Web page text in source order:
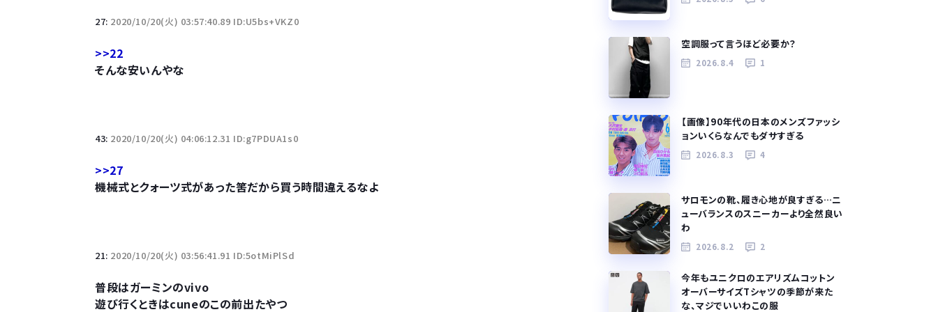
27: 2020/10/20(火) 03:57:40.89 ID:U5bs+VKZ0
>>22
そんな安いんやな
43: 2020/10/20(火) 04:06:12.31 ID:g7PDUA1s0
>>27
機械式とクォーツ式があった筈だから買う時間違えるなよ
21: 2020/10/20(火) 03:56:41.91 ID:5otMiPlSd
普段はガーミンのvivo
遊び行くときはcuneのこの前出たやつ
空調服って言うほど必要か？
2026.8.4 1
【画像】90年代の日本のメンズファッシ
ョンいくらなんでもダサすぎる
2026.8.3 4
サロモンの靴、履き心地が良すぎる…ニ
ューバランスのスニーカーより全然良い
わ
2026.8.2 2
今年もユニクロのエアリズムコットン
オーバーサイズTシャツの季節が来た
な、マジでいいわこの服